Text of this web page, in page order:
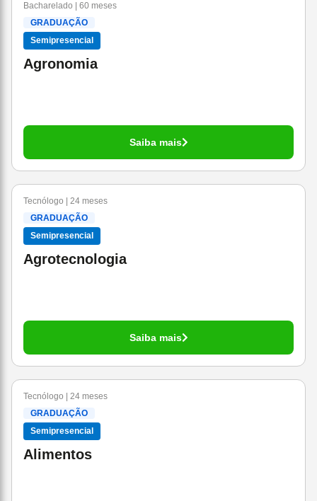
Bacharelado | 60 meses
GRADUAÇÃO
Semipresencial
Agronomia
Saiba mais
Tecnólogo | 24 meses
GRADUAÇÃO
Semipresencial
Agrotecnologia
Saiba mais
Tecnólogo | 24 meses
GRADUAÇÃO
Semipresencial
Alimentos